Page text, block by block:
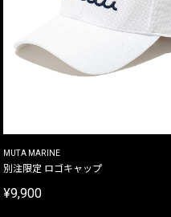
MUTA MARINE
別注限定 ロゴキャップ
¥9,900